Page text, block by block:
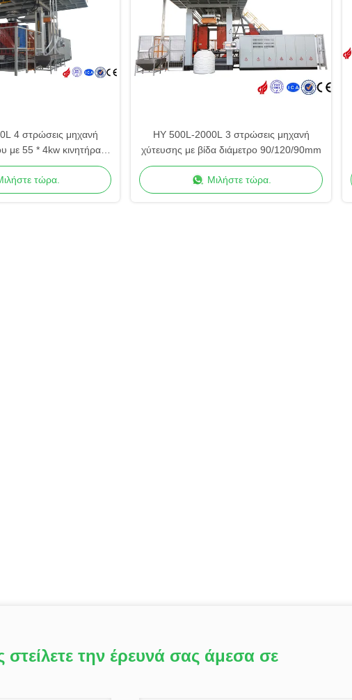
4 στρώσεις μηχανή
με 55 * 4kw κινητήρα
τώρα.
HY 500L-2000L 3 στρώσεις μηχανή
χύτευσης με βίδα διάμετρο 90/120/90mm
Μιλήστε τώρα.
στείλετε την έρευνά σας άμεσα σε